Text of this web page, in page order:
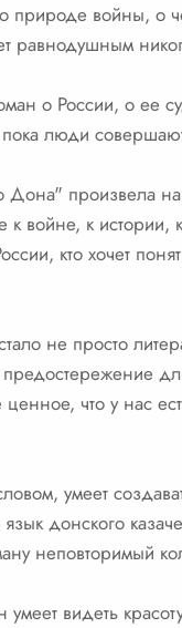
природе войны, о
равнодушным
о России, о ее
пока люди
Дона" произвела
войне, к истории,
кто хочет
не просто
что у нас
умеет
донского
неповторимый
видеть